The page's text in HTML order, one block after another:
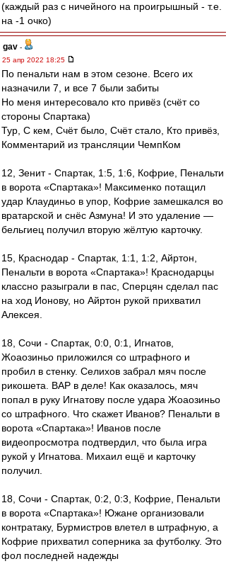
(каждый раз с ничейного на проигрышный - т.е.
на -1 очко)
gav -
25 апр 2022 18:25
По пенальти нам в этом сезоне. Всего их
назначили 7, и все 7 были забиты
Но меня интересовало кто привёз (счёт со
стороны Спартака)
Тур, С кем, Счёт было, Счёт стало, Кто привёз,
Комментарий из трансляции ЧемпКом
12, Зенит - Спартак, 1:5, 1:6, Кофрие, Пенальти
в ворота «Спартака»! Максименко потащил
удар Клаудиньо в упор, Кофрие замешкался во
вратарской и снёс Азмуна! И это удаление —
бельгиец получил вторую жёлтую карточку.
15, Краснодар - Спартак, 1:1, 1:2, Айртон,
Пенальти в ворота «Спартака»! Краснодарцы
классно разыграли в пас, Сперцян сделал пас
на ход Ионову, но Айртон рукой прихватил
Алексея.
18, Сочи - Спартак, 0:0, 0:1, Игнатов,
Жоаозиньо приложился со штрафного и
пробил в стенку. Селихов забрал мяч после
рикошета. ВАР в деле! Как оказалось, мяч
попал в руку Игнатову после удара Жоаозиньо
со штрафного. Что скажет Иванов? Пенальти в
ворота «Спартака»! Иванов после
видеопросмотра подтвердил, что была игра
рукой у Игнатова. Михаил ещё и карточку
получил.
18, Сочи - Спартак, 0:2, 0:3, Кофрие, Пенальти
в ворота «Спартака»! Южане организовали
контратаку, Бурмистров влетел в штрафную, а
Кофрие прихватил соперника за футболку. Это
фол последней надежды